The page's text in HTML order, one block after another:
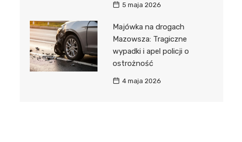
5 maja 2026
Majówka na drogach
Mazowsza: Tragiczne
wypadki i apel policji o
ostrożność
4 maja 2026